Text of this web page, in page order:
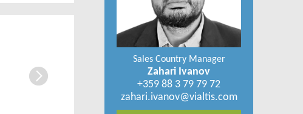
Sales Country Manager
Zahari Ivanov
+359 88 3 79 79 72
zahari.ivanov@vialtis.com